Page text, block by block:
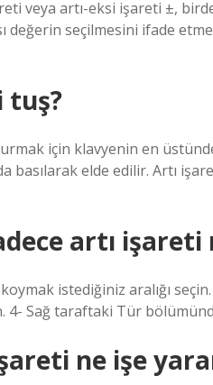
veya artı-eksi işareti ±,
değerin seçilmesini ifade
tuş?
için klavyenin en
basılarak elde edilir. Artı
artı işareti
istediğiniz aralığı
4- Sağ taraftaki Tür
ne işe